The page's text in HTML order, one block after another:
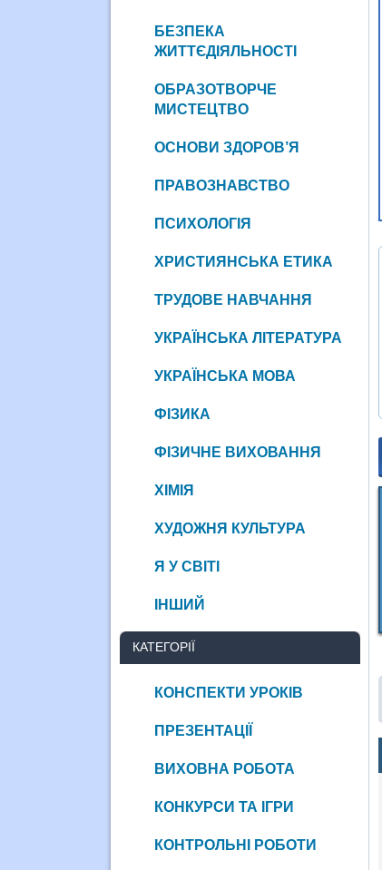
БЕЗПЕКА
ЖИТТЄДІЯЛЬНОСТІ
ОБРАЗОТВОРЧЕ
МИСТЕЦТВО
ОСНОВИ ЗДОРОВ’Я
ПРАВОЗНАВСТВО
ПСИХОЛОГІЯ
ХРИСТИЯНСЬКА ЕТИКА
ТРУДОВЕ НАВЧАННЯ
УКРАЇНСЬКА ЛІТЕРАТУРА
УКРАЇНСЬКА МОВА
ФІЗИКА
ФІЗИЧНЕ ВИХОВАННЯ
ХІМІЯ
ХУДОЖНЯ КУЛЬТУРА
Я У СВІТІ
ІНШИЙ
КАТЕГОРІЇ
КОНСПЕКТИ УРОКІВ
ПРЕЗЕНТАЦІЇ
ВИХОВНА РОБОТА
КОНКУРСИ ТА ІГРИ
КОНТРОЛЬНІ РОБОТИ